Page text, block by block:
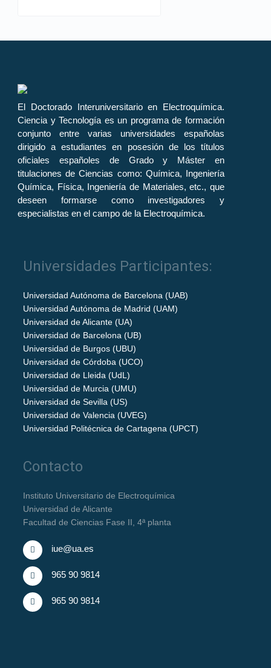
El Doctorado Interuniversitario en Electroquímica.
Ciencia y Tecnología es un programa de formación
conjunto entre varias universidades españolas
dirigido a estudiantes en posesión de los títulos
oficiales españoles de Grado y Máster en
titulaciones de Ciencias como: Química, Ingeniería
Química, Física, Ingeniería de Materiales, etc., que
deseen formarse como investigadores y
especialistas en el campo de la Electroquímica.
Universidades Participantes:
Universidad Autónoma de Barcelona (UAB)
Universidad Autónoma de Madrid (UAM)
Universidad de Alicante (UA)
Universidad de Barcelona (UB)
Universidad de Burgos (UBU)
Universidad de Córdoba (UCO)
Universidad de Lleida (UdL)
Universidad de Murcia (UMU)
Universidad de Sevilla (US)
Universidad de Valencia (UVEG)
Universidad Politécnica de Cartagena (UPCT)
Contacto
Instituto Universitario de Electroquímica
Universidad de Alicante
Facultad de Ciencias Fase II, 4ª planta
iue@ua.es
965 90 9814
965 90 9814